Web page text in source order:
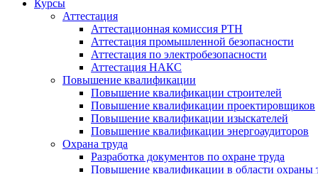
Курсы
Аттестация
Аттестационная комиссия РТН
Аттестация промышленной безопасности
Аттестация по электробезопасности
Аттестация НАКС
Повышение квалификации
Повышение квалификации строителей
Повышение квалификации проектировщиков
Повышение квалификации изыскателей
Повышение квалификации энергоаудиторов
Охрана труда
Разработка документов по охране труда
Повышение квалификации в области охраны